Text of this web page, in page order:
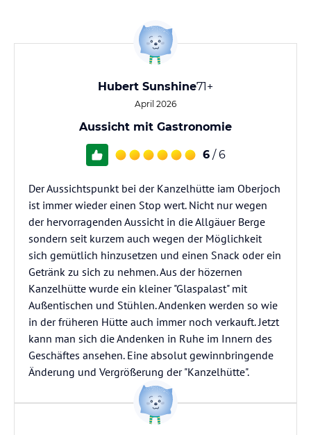
Hubert Sunshine71+
April 2026
Aussicht mit Gastronomie
6 / 6
Der Aussichtspunkt bei der Kanzelhütte iam Oberjoch
ist immer wieder einen Stop wert. Nicht nur wegen
der hervorragenden Aussicht in die Allgäuer Berge
sondern seit kurzem auch wegen der Möglichkeit
sich gemütlich hinzusetzen und einen Snack oder ein
Getränk zu sich zu nehmen. Aus der hözernen
Kanzelhütte wurde ein kleiner "Glaspalast" mit
Außentischen und Stühlen. Andenken werden so wie
in der früheren Hütte auch immer noch verkauft. Jetzt
kann man sich die Andenken in Ruhe im Innern des
Geschäftes ansehen. Eine absolut gewinnbringende
Änderung und Vergrößerung der "Kanzelhütte".